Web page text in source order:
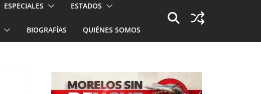
ESPECIALES ESTADOS
BIOGRAFÍAS QUIÉNES SOMOS